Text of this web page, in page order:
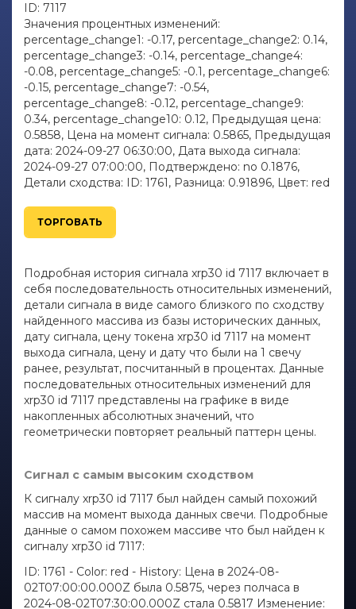
ID: 7117
Значения процентных изменений:
percentage_change1: -0.17, percentage_change2: 0.14,
percentage_change3: -0.14, percentage_change4:
-0.08, percentage_change5: -0.1, percentage_change6:
-0.15, percentage_change7: -0.54,
percentage_change8: -0.12, percentage_change9:
0.34, percentage_change10: 0.12, Предыдущая цена:
0.5858, Цена на момент сигнала: 0.5865, Предыдущая
дата: 2024-09-27 06:30:00, Дата выхода сигнала:
2024-09-27 07:00:00, Подтверждено: no 0.1876,
Детали сходства: ID: 1761, Разница: 0.91896, Цвет: red
ТОРГОВАТЬ
Подробная история сигнала xrp30 id 7117 включает в
себя последовательность относительных изменений,
детали сигнала в виде самого близкого по сходству
найденного массива из базы исторических данных,
дату сигнала, цену токена xrp30 id 7117 на момент
выхода сигнала, цену и дату что были на 1 свечу
ранее, результат, посчитанный в процентах. Данные
последовательных относительных изменений для
xrp30 id 7117 представлены на графике в виде
накопленных абсолютных значений, что
геометрически повторяет реальный паттерн цены.
Сигнал с самым высоким сходством
К сигналу xrp30 id 7117 был найден самый похожий
массив на момент выхода данных свечи. Подробные
данные о самом похожем массиве что был найден к
сигналу xrp30 id 7117:
ID: 1761 - Color: red - History: Цена в 2024-08-
02T07:00:00.000Z была 0.5875, через полчаса в
2024-08-02T07:30:00.000Z стала 0.5817 Изменение: